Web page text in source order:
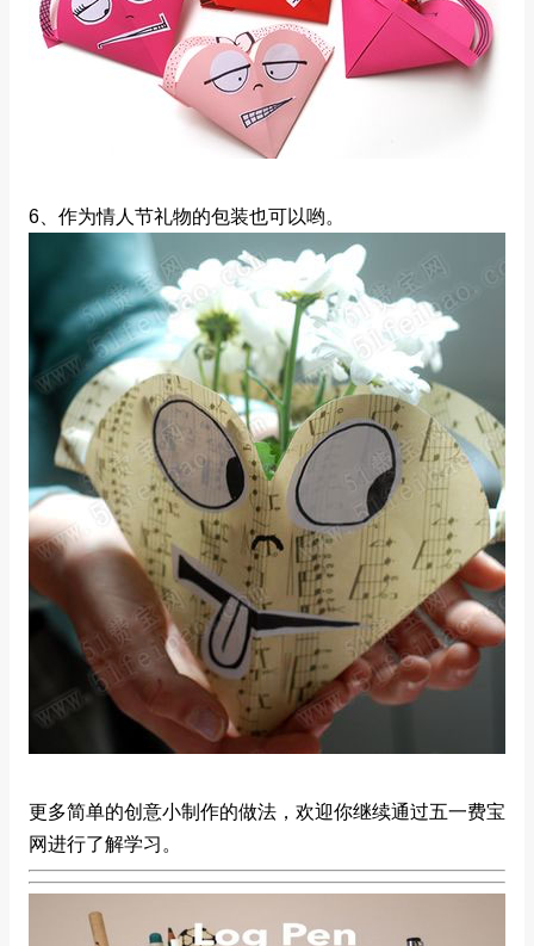
6、作为情人节礼物的包装也可以哟。
更多简单的创意小制作的做法，欢迎你继续通过五一费宝
网进行了解学习。